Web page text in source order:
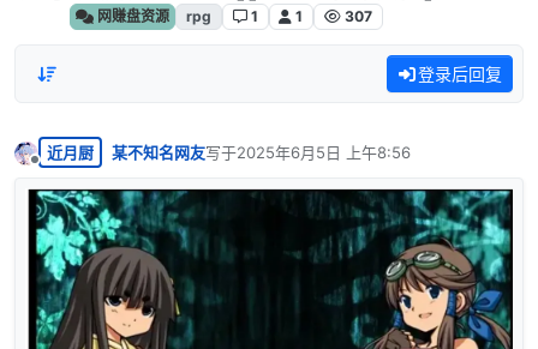
网赚盘资源 rpg 1 1 307
登录后回复
离线
近月厨 某不知名网友写于2025年6月5日 上午8:56
最后由 编辑